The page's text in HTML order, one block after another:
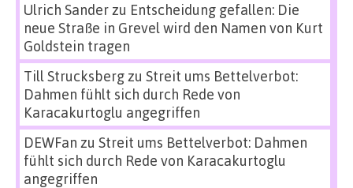
Ulrich Sanderzu Entscheidung gefallen: Die
neue Straße in Grevel wird den Namen von Kurt
Goldstein tragen
Till Strucksbergzu Streit ums Bettelverbot:
Dahmen fühlt sich durch Rede von
Karacakurtoglu angegriffen
DEWFan zu Streit ums Bettelverbot: Dahmen
fühlt sich durch Rede von Karacakurtoglu
angegriffen